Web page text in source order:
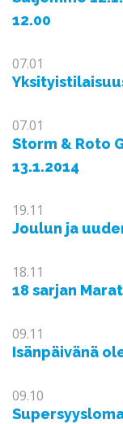
12.00
07.01
07.01
Storm & Roto
13.1.2014
19.11
Joulun ja
18.11
18 sarjan
09.11
Isänpäivänä
09.10